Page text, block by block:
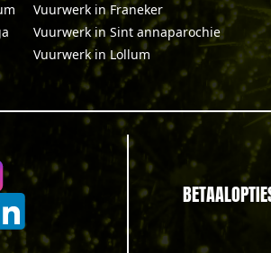
Vuurwerk in Franeker
Vuurwerk in Sint annaparochie
Vuurwerk in Lollum